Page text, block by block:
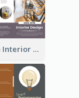
Ideal Home Interior Design Brochure